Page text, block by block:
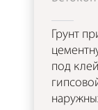
Грунт
под